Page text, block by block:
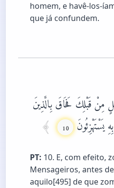
homem, e havê-los-
que já confundem.
مِنْ قَبْلِكَ فَحَاقَ بِالَّذِينَ
يَسْتَهْزِئُونَ 10
PT: 10. E, com efeito,
Mensageiros, antes
aquilo[495] de que